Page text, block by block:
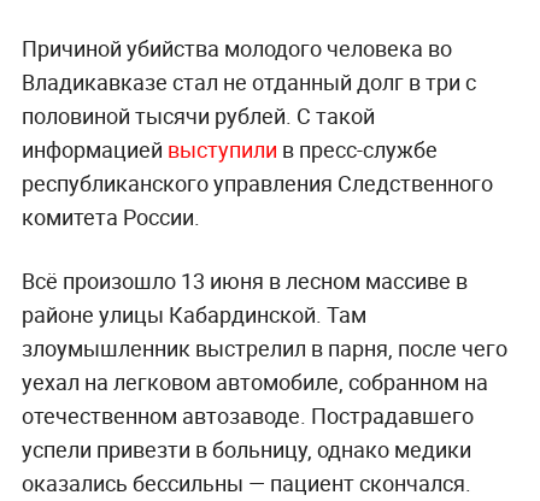
Причиной убийства молодого человека во
Владикавказе стал не отданный долг в три с
половиной тысячи рублей. С такой
информацией выступили в пресс-службе
республиканского управления Следственного
комитета России.
Всё произошло 13 июня в лесном массиве в
районе улицы Кабардинской. Там
злоумышленник выстрелил в парня, после чего
уехал на легковом автомобиле, собранном на
отечественном автозаводе. Пострадавшего
успели привезти в больницу, однако медики
оказались бессильны — пациент скончался.